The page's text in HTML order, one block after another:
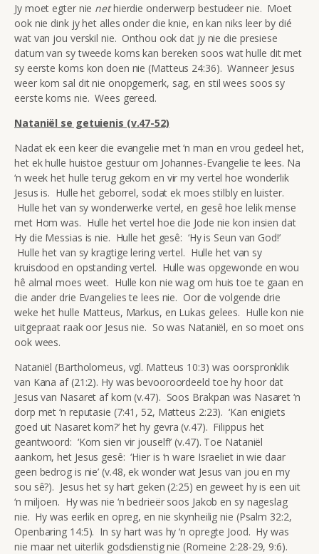
Jy moet egter nie nethierdie onderwerp bestudeer nie. Moet
ook nie dink jy het alles onder die knie, en kan niks leer by dié
wat van jou verskil nie. Onthou ook dat jy nie die presiese
datum van sy tweede koms kan bereken soos wat hulle dit met
sy eerste koms kon doen nie (Matteus 24:36). Wanneer Jesus
weer kom sal dit nie onopgemerk, sag, en stil wees soos sy
eerste koms nie. Wees gereed.
Nataniël se getuienis (v.47-52)
Nadat ek een keer die evangelie met ‘n man en vrou gedeel het,
het ek hulle huistoe gestuur om Johannes-Evangelie te lees. Na
‘n week het hulle terug gekom en vir my vertel hoe wonderlik
Jesus is. Hulle het geborrel, sodat ek moes stilbly en luister.
Hulle het van sy wonderwerke vertel, en gesê hoe lelik mense
met Hom was. Hulle het vertel hoe die Jode nie kon insien dat
Hy die Messias is nie. Hulle het gesê: ‘Hy is Seun van God!’
Hulle het van sy kragtige lering vertel. Hulle het van sy
kruisdood en opstanding vertel. Hulle was opgewonde en wou
hê almal moes weet. Hulle kon nie wag om huis toe te gaan en
die ander drie Evangelies te lees nie. Oor die volgende drie
weke het hulle Matteus, Markus, en Lukas gelees. Hulle kon nie
uitgepraat raak oor Jesus nie. So was Nataniël, en so moet ons
ook wees.
Nataniël (Bartholomeus, vgl. Matteus 10:3) was oorspronklik
van Kana af (21:2). Hy was bevooroordeeld toe hy hoor dat
Jesus van Nasaret af kom (v.47). Soos Brakpan was Nasaret ‘n
dorp met ‘n reputasie (7:41, 52, Matteus 2:23). ‘Kan enigiets
goed uit Nasaret kom?’ het hy gevra (v.47). Filippus het
geantwoord: ‘Kom sien vir jouself!’ (v.47). Toe Nataniël
aankom, het Jesus gesê: ‘Hier is ‘n ware Israeliet in wie daar
geen bedrog is nie’ (v.48, ek wonder wat Jesus van jou en my
sou sê?). Jesus het sy hart geken (2:25) en geweet hy is een uit
‘n miljoen. Hy was nie ‘n bedrieër soos Jakob en sy nageslag
nie. Hy was eerlik en opreg, en nie skynheilig nie (Psalm 32:2,
Openbaring 14:5). In sy hart was hy ‘n opregte Jood. Hy was
nie maar net uiterlik godsdienstig nie (Romeine 2:28-29, 9:6).